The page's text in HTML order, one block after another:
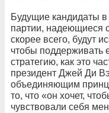
Будущие кандидаты в
партии, надеющиеся
скорее всего, будут
чтобы поддерживать
стратегию, как это
президент Джей Ди
объединяющим
то, что «он хочет,
чувствовали себя